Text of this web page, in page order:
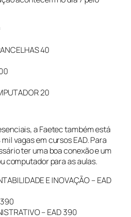
40
20
a Faetec também está
vagas em cursos EAD. Para
ter uma boa conexão e um
computador para as aulas.
E INOVAÇÃO – EAD
– EAD 390